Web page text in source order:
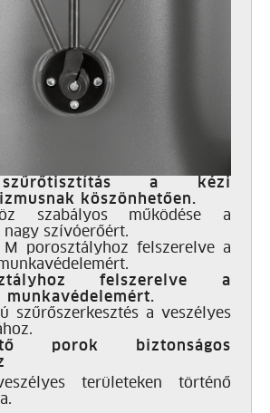
a kézi
köszönhetően.
szabályos működése a
szívóerőért.
felszerelve a
munkavédelemért.
szűrőszerkesztés a veszélyes
porok biztonságos
területeken történő